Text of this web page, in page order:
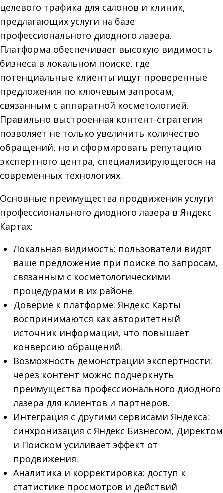
целевого трафика для салонов и клиник,
предлагающих услуги на базе
профессионального диодного лазера.
Платформа обеспечивает высокую видимость
бизнеса в локальном поиске, где
потенциальные клиенты ищут проверенные
предложения по ключевым запросам,
связанным с аппаратной косметологией.
Правильно выстроенная контент-стратегия
позволяет не только увеличить количество
обращений, но и сформировать репутацию
экспертного центра, специализирующегося на
современных технологиях.
Основные преимущества продвижения услуги
профессионального диодного лазера в Яндекс
Картах:
Локальная видимость: пользователи видят
ваше предложение при поиске по запросам,
связанным с косметологическими
процедурами в их районе.
Доверие к платформе: Яндекс Карты
воспринимаются как авторитетный
источник информации, что повышает
конверсию обращений.
Возможность демонстрации экспертности:
через контент можно подчеркнуть
преимущества профессионального диодного
лазера для клиентов и партнёров.
Интеграция с другими сервисами Яндекса:
синхронизация с Яндекс Бизнесом, Директом
и Поиском усиливает эффект от
продвижения.
Аналитика и корректировка: доступ к
статистике просмотров и действий